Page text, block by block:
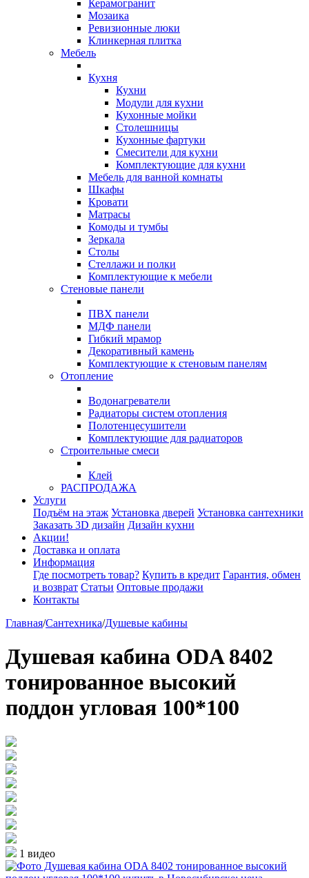
Керамогранит
Мозаика
Ревизионные люки
Клинкерная плитка
Мебель
Кухня
Кухни
Модули для кухни
Кухонные мойки
Столешницы
Кухонные фартуки
Смесители для кухни
Комплектующие для кухни
Мебель для ванной комнаты
Шкафы
Кровати
Матрасы
Комоды и тумбы
Зеркала
Столы
Стеллажи и полки
Комплектующие к мебели
Стеновые панели
ПВХ панели
МДФ панели
Гибкий мрамор
Декоративный камень
Комплектующие к стеновым панелям
Отопление
Водонагреватели
Радиаторы систем отопления
Полотенцесушители
Комплектующие для радиаторов
Строительные смеси
Клей
РАСПРОДАЖА
Услуги
Подъём на этаж Установка дверей Установка сантехники
Заказать 3D дизайн Дизайн кухни
Акции!
Доставка и оплата
Информация
Где посмотреть товар? Купить в кредит Гарантия, обмен
и возврат Статьи Оптовые продажи
Контакты
Главная/Сантехника/Душевые кабины
Душевая кабина ODA 8402
тонированное высокий
поддон угловая 100*100
1 видео